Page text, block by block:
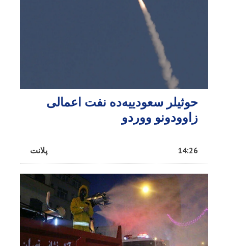
حوثیلر سعودییه‌ده نفت اعمالی
زاوودونو ووردو
پلانت 14:26